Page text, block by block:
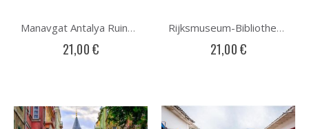
Manavgat Antalya Ruinen Fototapete
21,00 €
Rijksmuseum-Bibliothek Fototapete
21,00 €